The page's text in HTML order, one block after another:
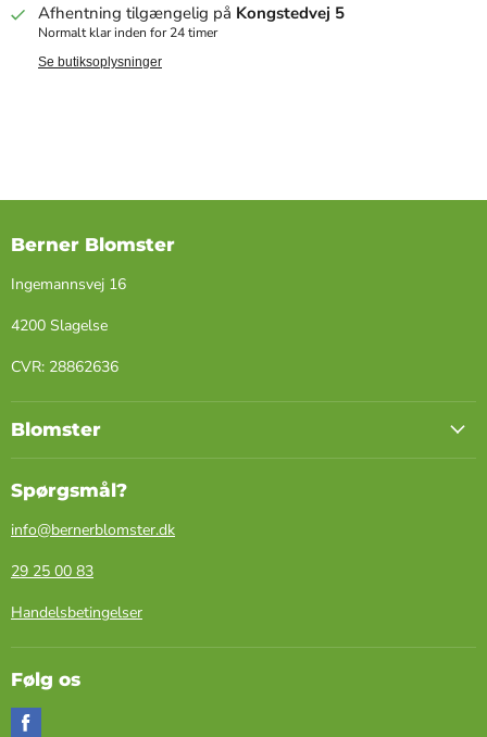
Afhentning tilgængelig på Kongstedvej 5
Normalt klar inden for 24 timer
Se butiksoplysninger
Berner Blomster
Ingemannsvej 16
4200 Slagelse
​CVR: ​28862636
Blomster
Spørgsmål?
info@bernerblomster.dk
29 25 00 83
Handelsbetingelser
Følg os